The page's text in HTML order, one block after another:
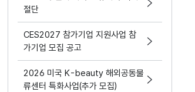
절단
CES2027 참가기업 지원사업 참
가기업 모집 공고
2026 미국 K-beauty 해외공동물
류센터 특화사업(추가 모집)